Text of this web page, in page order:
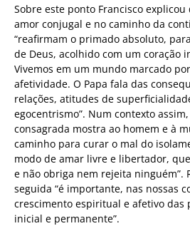
Sobre este ponto Francisco
amor conjugal e no caminho da
“reafirmam o primado absoluto,
de Deus, acolhido com um coração
Vivemos em um mundo marcado
afetividade. O Papa fala das
relações, atitudes de
egocentrismo”. Num contexto
consagrada mostra ao homem e à
caminho para curar o mal do
modo de amar livre e libertador,
e não obriga nem rejeita ninguém”.
seguida “é importante, nas nossas
crescimento espiritual e afetivo das
inicial e permanente”.